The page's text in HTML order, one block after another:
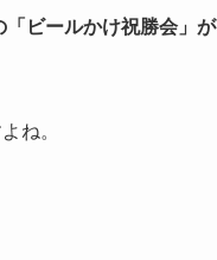
ビールかけ祝勝会」が
ね。